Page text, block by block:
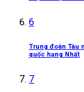
6
Trung đoàn Tàu
quốc hạng Nhất
7